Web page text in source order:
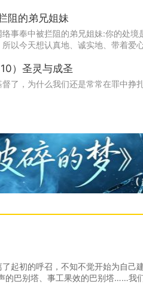
阻的弟兄姐妹
事奉中被拦阻的弟兄姐妹:你的处境
以今天想认真地、诚实地、带着爱
）圣灵与成圣
了，为什么我们还是常常在罪中挣
起初的呼召，不知不觉开始为自己
巴别塔、事工果效的巴别塔……我